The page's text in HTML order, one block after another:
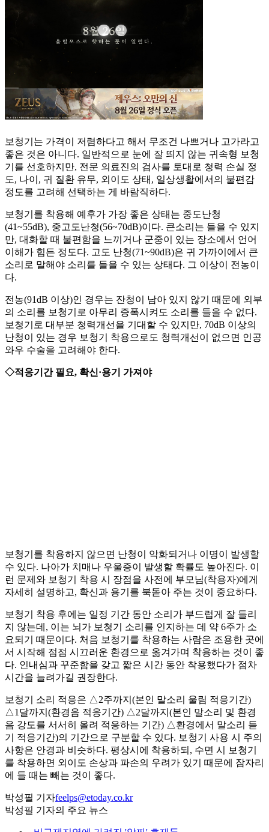
보청기는 가격이 저렴하다고 해서 무조건 나쁘거나 고가라고
좋은 것은 아니다. 일반적으로 눈에 잘 띄지 않는 귀속형 보청
기를 선호하지만, 전문 의료진의 검사를 토대로 청력 손실 정
도, 나이, 귀 질환 유무, 외이도 상태, 일상생활에서의 불편감
정도를 고려해 선택하는 게 바람직하다.
​보청기를 착용해 예후가 가장 좋은 상태는 중도난청
(41~55dB), 중고도난청(56~70dB)이다. 큰소리는 들을 수 있지
만, 대화할 때 불편함을 느끼거나 군중이 있는 장소에서 언어
이해가 힘든 정도다. 고도 난청(71~90dB)은 귀 가까이에서 큰
소리로 말해야 소리를 들을 수 있는 상태다. 그 이상이 전농이
다.
전농(91dB 이상)인 경우는 잔청이 남아 있지 않기 때문에 외부
의 소리를 보청기로 아무리 증폭시켜도 소리를 들을 수 없다.
보청기로 대부분 청력개선을 기대할 수 있지만, 70dB 이상의
난청이 있는 경우 보청기 착용으로도 청력개선이 없으면 인공
와우 수술을 고려해야 한다.
◇적응기간 필요, 확신·용기 가져야
보청기를 착용하지 않으면 난청이 악화되거나 이명이 발생할
수 있다. 나아가 치매나 우울증이 발생할 확률도 높아진다. 이
런 문제와 보청기 착용 시 장점을 사전에 부모님(착용자)에게
자세히 설명하고, 확신과 용기를 북돋아 주는 것이 중요하다.
보청기 착용 후에는 일정 기간 동안 소리가 부드럽게 잘 들리
지 않는데, 이는 뇌가 보청기 소리를 인지하는 데 약 6주가 소
요되기 때문이다. 처음 보청기를 착용하는 사람은 조용한 곳에
서 시작해 점점 시끄러운 환경으로 옮겨가며 착용하는 것이 좋
다. 인내심과 꾸준함을 갖고 짧은 시간 동안 착용했다가 점차
시간을 늘려가길 권장한다.
보청기 소리 적응은 △2주까지(본인 말소리 울림 적응기간)
△1달까지(환경음 적응기간) △2달까지(본인 말소리 및 환경
음 강도를 서서히 올려 적응하는 기간) △환경에서 말소리 듣
기 적응기간)의 기간으로 구분할 수 있다. 보청기 사용 시 주의
사항은 안경과 비슷하다. 평상시에 착용하되, 수면 시 보청기
를 착용하면 외이도 손상과 파손의 우려가 있기 때문에 잠자리
에 들 때는 빼는 것이 좋다.
박성필 기자feelps@etoday.co.kr
박성필 기자의 주요 뉴스